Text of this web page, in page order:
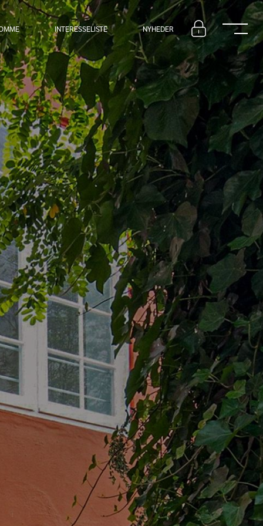
INTERESSELISTE NYHEDER